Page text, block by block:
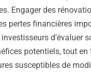
Engager des
pertes financières
d’évaluer
potentiels, tout
susceptibles de